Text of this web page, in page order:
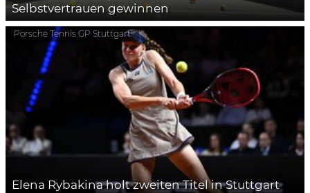
Selbstvertrauen gewinnen
Porsche Tennis GP Stuttgart
Elena Rybakina holt zweiten Titel in Stuttgart